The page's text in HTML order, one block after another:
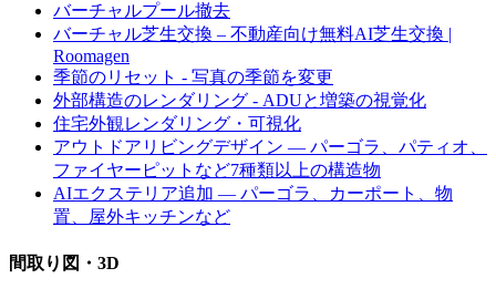
バーチャルプール撤去
バーチャル芝生交換 – 不動産向け無料AI芝生交換 |
Roomagen
季節のリセット - 写真の季節を変更
外部構造のレンダリング - ADUと増築の視覚化
住宅外観レンダリング・可視化
アウトドアリビングデザイン — パーゴラ、パティオ、
ファイヤーピットなど7種類以上の構造物
AIエクステリア追加 — パーゴラ、カーポート、物
置、屋外キッチンなど
間取り図・3D